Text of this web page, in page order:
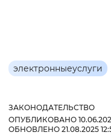
ЗАКОНОДАТЕЛЬСТВО
ОПУБЛИКОВАНО
ОБНОВЛЕНО 21.08.2025
электронныеуслуги